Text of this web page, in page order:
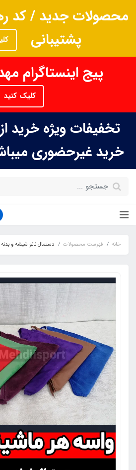
محصولات جدید / کد
پشتیبانی
پیج اینستاگرام
کلیک کنید
تخفیفات ویژه خرید
خرید غیرحضوری
خانه فهرست محصولات دستمال نانو شیشه و بدنه